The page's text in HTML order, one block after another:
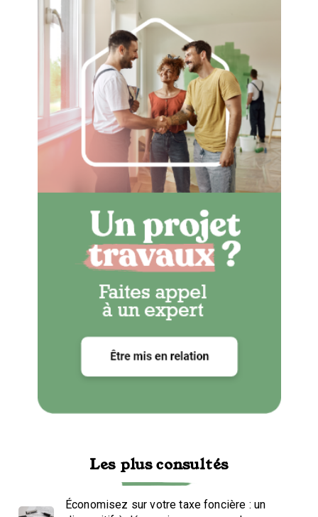
Les plus consultés
Économisez sur votre taxe foncière : un